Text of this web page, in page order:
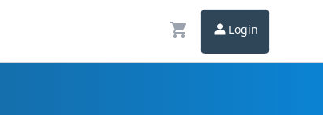
Login